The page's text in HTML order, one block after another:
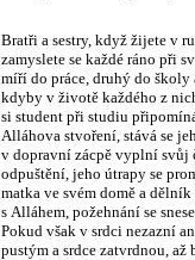
Bratři a sestry, když žijete v
zamyslete se každé ráno při
míří do práce, druhý do školy
kdyby v životě každého z
si student při studiu
Alláhova stvoření, stává se
v dopravní zácpě vyplní svůj
odpuštění, jeho útrapy se
matka ve svém domě a
s Alláhem, požehnání se
Pokud však v srdci nezazní
pustým a srdce zatvrdnou,